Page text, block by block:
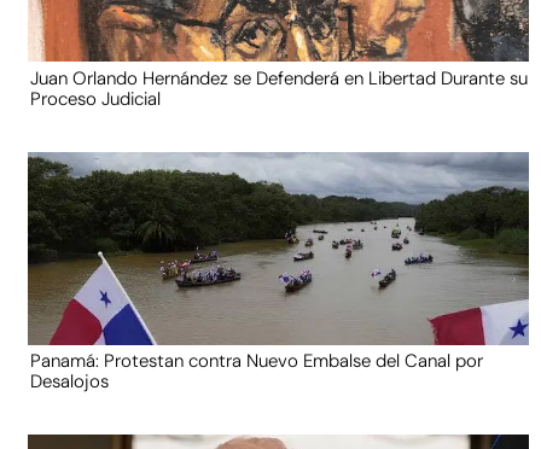
Juan Orlando Hernández se Defenderá en Libertad Durante su
Proceso Judicial
Panamá: Protestan contra Nuevo Embalse del Canal por
Desalojos